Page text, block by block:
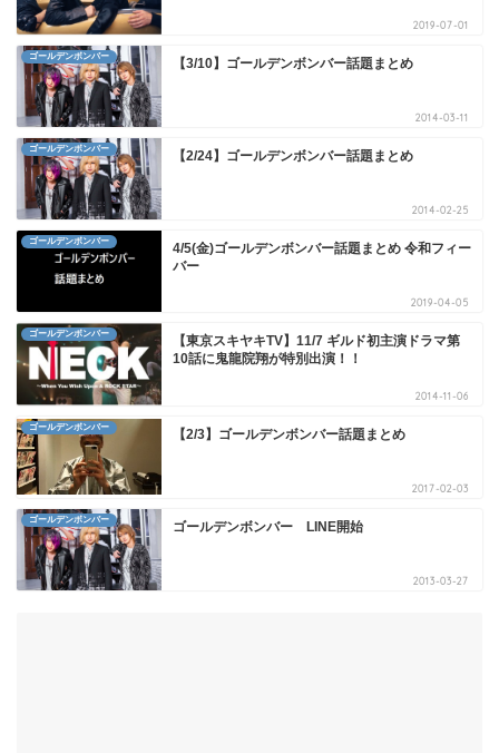
2019-07-01
ゴールデンボンバー 【3/10】ゴールデンボンバー話題まとめ
2014-03-11
ゴールデンボンバー 【2/24】ゴールデンボンバー話題まとめ
2014-02-25
ゴールデンボンバー
4/5(金)ゴールデンボンバー話題まとめ 令和フィー
バー
2019-04-05
ゴールデンボンバー
【東京スキヤキTV】11/7 ギルド初主演ドラマ第
10話に鬼龍院翔が特別出演！！
2014-11-06
ゴールデンボンバー 【2/3】ゴールデンボンバー話題まとめ
2017-02-03
ゴールデンボンバー ゴールデンボンバー LINE開始
2013-03-27